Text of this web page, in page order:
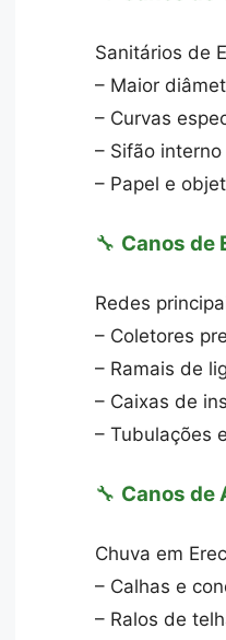
Sanitários de
– Maior
– Curvas
– Sifão interno
– Papel e
🔧 Canos de
Redes
– Coletores
– Ramais de
– Caixas de
– Tubulações
🔧 Canos de
Chuva em
– Calhas e
– Ralos de